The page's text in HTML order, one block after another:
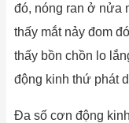
đó, nóng ran ở nửa
thấy mắt nảy đom
thấy bồn chồn lo
động kinh thứ phát
Đa số cơn động